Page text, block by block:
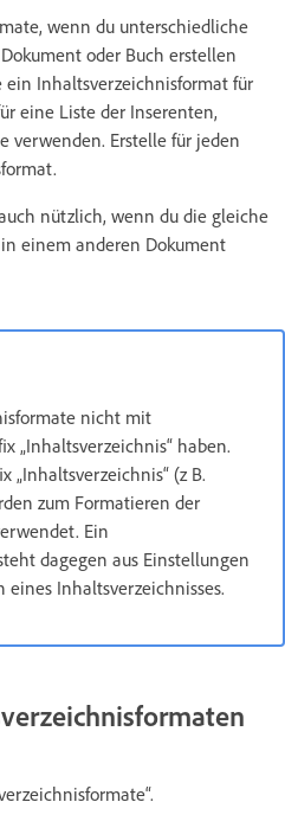
wenn du unterschiedliche
oder Buch erstellen
ein Inhaltsverzeichnisformat für
eine Liste der Inserenten,
verwenden. Erstelle für jeden
nützlich, wenn du die gleiche
einem anderen Dokument
nicht mit
„Inhaltsverzeichnis“ haben.
„Inhaltsverzeichnis“ (z B.
zum Formatieren der
Ein
dagegen aus Einstellungen
Inhaltsverzeichnisses.